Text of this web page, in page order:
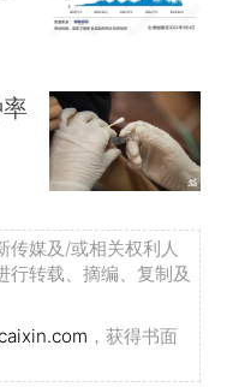
传媒及/或相关权利人
行转载、摘编、复制及
，获得书面